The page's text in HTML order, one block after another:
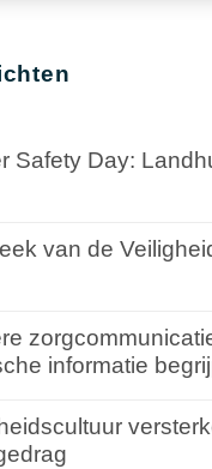
Safety Day:
van de
informatie